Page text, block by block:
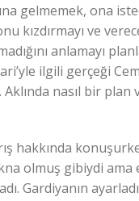
gelmemek, ona
kızdırmayı ve
anlamayı
ilgili gerçeği
Aklında nasıl bir
hakkında
olmuş gibiydi
Gardiyanın